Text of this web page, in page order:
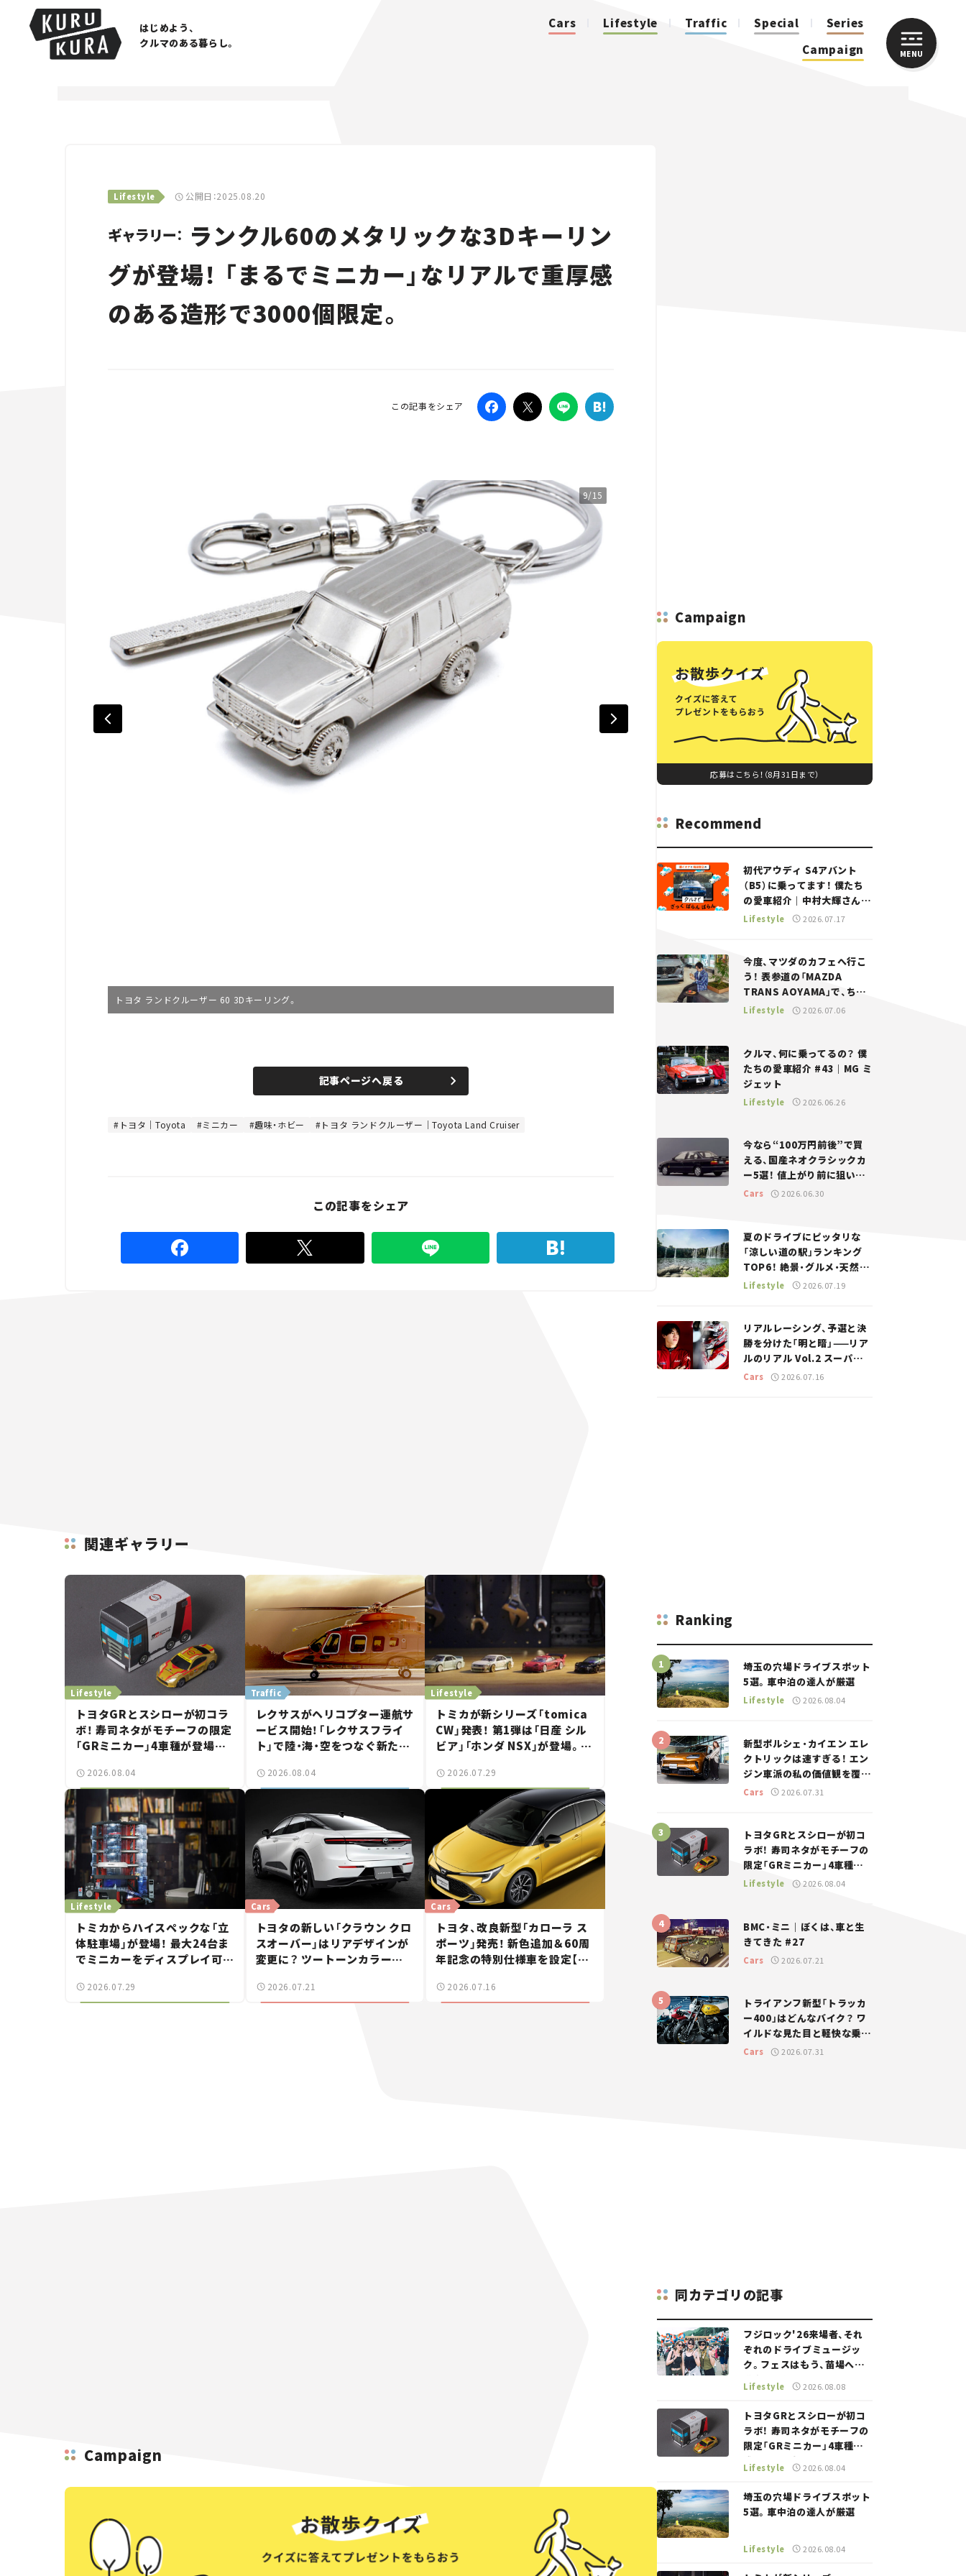
はじめよう、
クルマのある暮らし。
Cars Lifestyle Traffic Special
Series
Campaign
MENU
Lifestyle 公開日：2025.08.20
ギャラリー： ランクル60のメタリックな3Dキーリン
グが登場！ 「まるでミニカー」なリアルで重厚感
のある造形で3000個限定。
この記事をシェア
9/15
トヨタ ランドクルーザー 60 3Dキーリング。
4
.
記事ページへ戻る
トヨタ｜Toyota ミニカー 趣味・ホビー トヨタ ランドクルーザー｜Toyota Land Cruiser
この記事をシェア
関連ギャラリー
Lifestyle
トヨタGRとスシローが初コラ
ボ！ 寿司ネタがモチーフの限定
「GRミニカー」4車種が登場。
2026.08.04
Traffic
レクサスがヘリコプター運航サ
ービス開始！「レクサスフライ
ト」で陸・海・空をつなぐ新たな
2026.08.04
Lifestyle
トミカが新シリーズ「tomica
CW」発表！ 第1弾は「日産 シル
ビア」「ホンダ NSX」が登場。世
【クルマとホビー】
2026.07.29
Lifestyle
トミカからハイスペックな「立
体駐車場」が登場！ 最大24台ま
でミニカーをディスプレイ可
NISMO」も付属【クルマとホビ
ー】
2026.07.29
Cars
トヨタの新しい「クラウン クロ
スオーバー」はリアデザインが
変更に？ ツートーンカラーも
車ニュース】
2026.07.21
Cars
トヨタ、改良新型「カローラ ス
ポーツ」発売！ 新色追加＆60周
年記念の特別仕様車を設定【新
2026.07.16
Campaign
Campaign
応募はこちら！（8月31日まで）
Recommend
初代アウディ S4アバント
（B5）に乗ってます！ 僕たち
の愛車紹介｜中村大輝さん
——瀬イオナと嶋田智之の
Lifestyle 2026.07.17
今度、マツダのカフェへ行こ
う！ 表参道の「MAZDA
TRANS AOYAMA」で、ちょ
っとひと息。——連載｜CCG
Lifestyle 2026.07.06
クルマ、何に乗ってるの？ 僕
たちの愛車紹介 #43｜MG ミ
ジェット
Lifestyle 2026.06.26
今なら“100万円前後”で買
える、国産ネオクラシックカ
ー5選！ 値上がり前に狙いた
い、中古車探しをお手伝い――ち
Cars 2026.06.30
夏のドライブにピッタリな
「涼しい道の駅」ランキング
TOP6！ 絶景・グルメ・天然ク
ーラーなど、避暑におすすめ
Lifestyle 2026.07.19
リアルレーシング、予選と決
勝を分けた「明と暗」——リア
ルのリアル Vol.2 スーパー
GT 2026開幕戦 岡山国際サ
Cars 2026.07.16
Ranking
埼玉の穴場ドライブスポット
5選。車中泊の達人が厳選
Lifestyle 2026.08.04
新型ポルシェ・カイエン エレ
クトリックは速すぎる！ エン
ジン車派の私の価値観を覆し
た、新しいポルシェの走り。
Cars 2026.07.31
トヨタGRとスシローが初コ
ラボ！ 寿司ネタがモチーフの
限定「GRミニカー」4車種が
登場。入手方法は？【クルマ
Lifestyle 2026.08.04
BMC・ミニ｜ぼくは、車と生
きてきた #27
Cars 2026.07.21
トライアンフ新型「トラッカ
ー400」はどんなバイク？ ワ
イルドな見た目と軽快な乗り
味を両立した400ccフラット
Cars 2026.07.31
同カテゴリの記事
フジロック'26来場者、それ
ぞれのドライブミュージッ
ク。フェスはもう、苗場への
道中から始まっていた。
Lifestyle 2026.08.08
トヨタGRとスシローが初コ
ラボ！ 寿司ネタがモチーフの
限定「GRミニカー」4車種が
登場。入手方法は？【クルマ
とホビー】
Lifestyle 2026.08.04
埼玉の穴場ドライブスポット
5選。車中泊の達人が厳選
Lifestyle 2026.08.04
CLOSE
Traffic
Special